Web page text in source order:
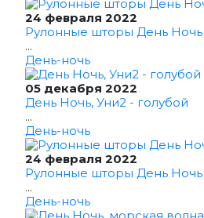
24 февраля 2022
Рулонные шторы День
...
День-ночь
05 декабря 2022
День Ночь, Уни2 - голубой
...
День-ночь
24 февраля 2022
Рулонные шторы День
...
День-ночь